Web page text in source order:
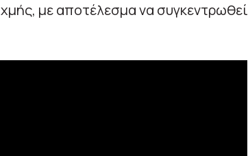
με αποτέλεσμα να συγκεντρωθεί